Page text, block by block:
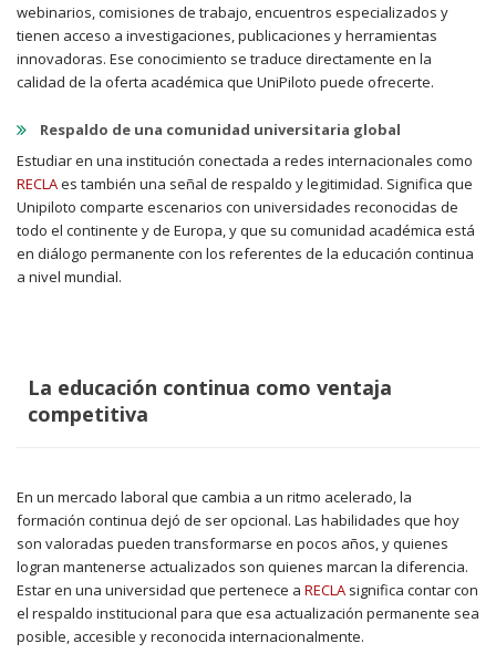
webinarios, comisiones de trabajo, encuentros especializados y
tienen acceso a investigaciones, publicaciones y herramientas
innovadoras. Ese conocimiento se traduce directamente en la
calidad de la oferta académica que UniPiloto puede ofrecerte.
Respaldo de una comunidad universitaria global
Estudiar en una institución conectada a redes internacionales como
RECLAes también una señal de respaldo y legitimidad. Significa que
Unipiloto comparte escenarios con universidades reconocidas de
todo el continente y de Europa, y que su comunidad académica está
en diálogo permanente con los referentes de la educación continua
a nivel mundial.
La educación continua como ventaja
competitiva
En un mercado laboral que cambia a un ritmo acelerado, la
formación continua dejó de ser opcional. Las habilidades que hoy
son valoradas pueden transformarse en pocos años, y quienes
logran mantenerse actualizados son quienes marcan la diferencia.
Estar en una universidad que pertenece a RECLA significa contar con
el respaldo institucional para que esa actualización permanente sea
posible, accesible y reconocida internacionalmente.